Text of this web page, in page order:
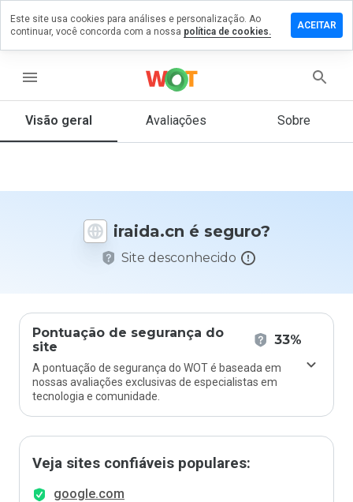
menu
Visão geral Avaliações Sobre
iraida.cn é seguro?
Site desconhecido
Pontuação de segurança do
site
33%
A pontuação de segurança do WOT é baseada em
nossas avaliações exclusivas de especialistas em
tecnologia e comunidade.
Veja sites confiáveis populares:
google.com
um
que
Este site usa cookies para análises e personalização. Ao
continuar, você concorda com a nossa política de cookies.
ACEITAR